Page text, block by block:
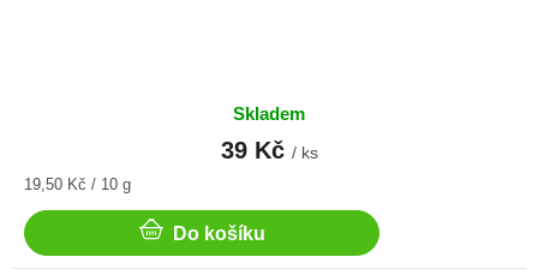
Skladem
39 Kč / ks
Měrná
19,50 Kč / 10 g
Do košíku